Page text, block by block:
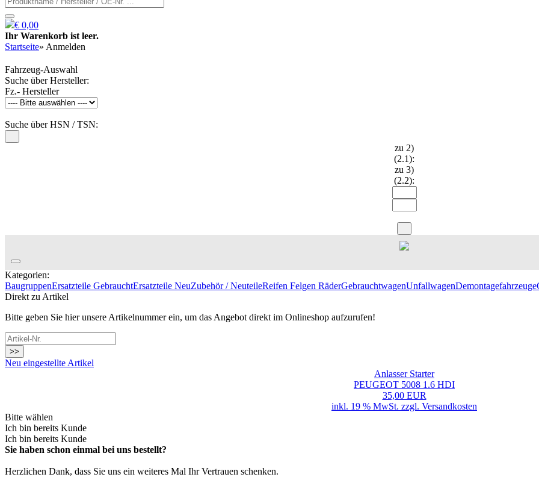
€ 0,00
Ihr Warenkorb ist leer.
Startseite» Anmelden
Fahrzeug-Auswahl
Suche über Hersteller:
Fz.- Hersteller
Suche über HSN / TSN:
zu 2)
(2.1):
zu 3)
(2.2):
Kategorien:
BaugruppenErsatzteile GebrauchtErsatzteile NeuZubehör / NeuteileReifen Felgen RäderGebrauchtwagenUnfallwagenDemontagefahrzeuge
Direkt zu Artikel
Bitte geben Sie hier unsere Artikelnummer ein, um das Angebot direkt im Onlineshop aufzurufen!
>>
Neu eingestellte Artikel
Anlasser Starter
PEUGEOT 5008 1.6 HDI
35,00 EUR
inkl. 19 % MwSt. zzgl. Versandkosten
Bitte wählen
Ich bin bereits Kunde
Ich bin bereits Kunde
Sie haben schon einmal bei uns bestellt?
Herzlichen Dank, dass Sie uns ein weiteres Mal Ihr Vertrauen schenken.